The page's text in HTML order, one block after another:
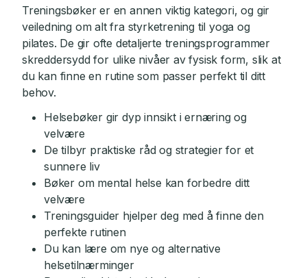
Treningsbøker er en annen viktig kategori, og gir
veiledning om alt fra styrketrening til yoga og
pilates. De gir ofte detaljerte treningsprogrammer
skreddersydd for ulike nivåer av fysisk form, slik at
du kan finne en rutine som passer perfekt til ditt
behov.
Helsebøker gir dyp innsikt i ernæring og
velvære
De tilbyr praktiske råd og strategier for et
sunnere liv
Bøker om mental helse kan forbedre ditt
velvære
Treningsguider hjelper deg med å finne den
perfekte rutinen
Du kan lære om nye og alternative
helsetilnærminger